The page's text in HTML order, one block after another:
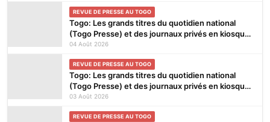
REVUE DE PRESSE AU TOGO
Togo: Les grands titres du quotidien national
(Togo Presse) et des journaux privés en kiosques
ce mardi 4 Août 2026
04 Août 2026
REVUE DE PRESSE AU TOGO
Togo: Les grands titres du quotidien national
(Togo Presse) et des journaux privés en kiosques
ce lundi 3 Août 2026
03 Août 2026
REVUE DE PRESSE AU TOGO